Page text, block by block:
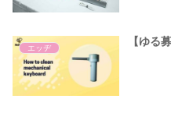
エッヂ
【ゆる